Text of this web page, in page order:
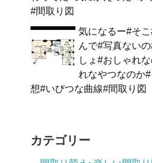
#間取り図
気になるー#そ
んで#写真ない
しょ#おしゃれ
れなやつなのか
想#いびつな曲線#間取り図
カテゴリー